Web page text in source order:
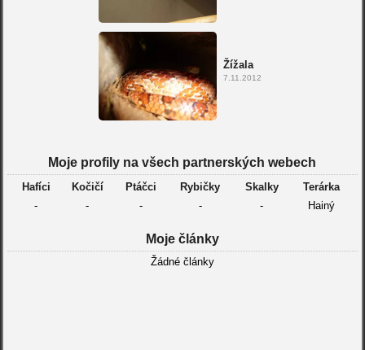
Žížala
7.11.2012
Moje profily na všech partnerských webech
Hafíci Kočičí Ptáčci Rybičky Skalky
Terárka
-
- - - - Hainý
Moje články
Žádné články